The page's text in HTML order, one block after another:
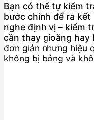
Bạn có thể tự kiểm
bước chính để ra kết
nghe định vị – kiểm
cần thay gioăng hay
đơn giản nhưng hiệu
không bị bỏng và